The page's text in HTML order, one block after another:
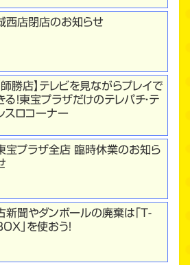
西店閉店のお知らせ
師勝店】テレビを見ながらプレイで
る！東宝プラザだけのテレパチ・テ
レスロコーナー
宝プラザ全店 臨時休業のお知ら
新聞やダンボールの廃棄は「T-
」を使おう！